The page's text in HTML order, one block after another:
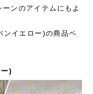
ンのアイテムにもよ
イエロー)の商品ペ
)